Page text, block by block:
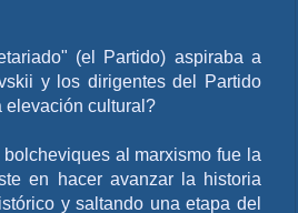
(el Partido) aspiraba a
y los dirigentes del Partido
elevación cultural?
al marxismo fue la
en hacer avanzar la historia
y saltando una etapa del